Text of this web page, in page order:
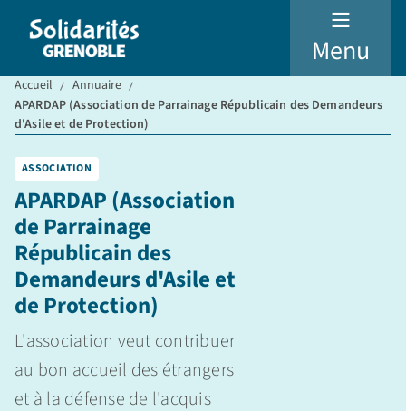
Menu
Accueil
Annuaire
APARDAP (Association de Parrainage Républicain des Demandeurs
d'Asile et de Protection)
APARDAP (Association
de Parrainage
Républicain des
Demandeurs d'Asile et
de Protection)
L'association veut contribuer
au bon accueil des étrangers
et à la défense de l'acquis
ASSOCIATION